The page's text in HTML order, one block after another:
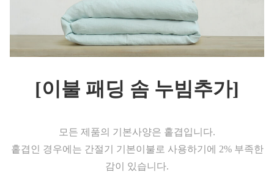
[이불 패딩 솜 누빔추가]
모든 제품의 기본사양은 홑겹입니다.
홑겹인 경우에는 간절기 기본이불로 사용하기에 2% 부족한
감이 있습니다.